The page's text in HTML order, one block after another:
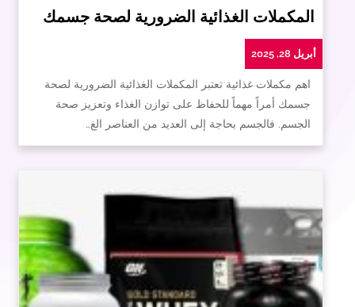
المكملات الغذائية الضرورية لصحة جسمك
أبريل 28, 2025
اهم مكملات غذائية تعتبر المكملات الغذائية الضرورية لصحة
جسمك أمراً مهماً للحفاظ على توازن الغذاء وتعزيز صحة
الجسم. فالجسم بحاجة إلى العديد من العناصر الغ…